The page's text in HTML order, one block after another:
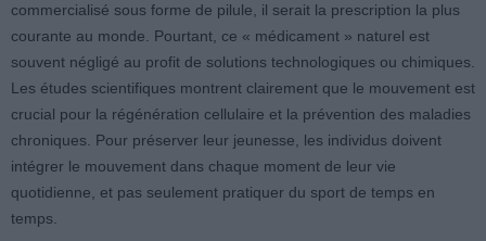
commercialisé sous forme de pilule, il serait la prescription la plus
courante au monde. Pourtant, ce « médicament » naturel est
souvent négligé au profit de solutions technologiques ou chimiques.
Les études scientifiques montrent clairement que le mouvement est
crucial pour la régénération cellulaire et la prévention des maladies
chroniques. Pour préserver leur jeunesse, les individus doivent
intégrer le mouvement dans chaque moment de leur vie
quotidienne, et pas seulement pratiquer du sport de temps en
temps.